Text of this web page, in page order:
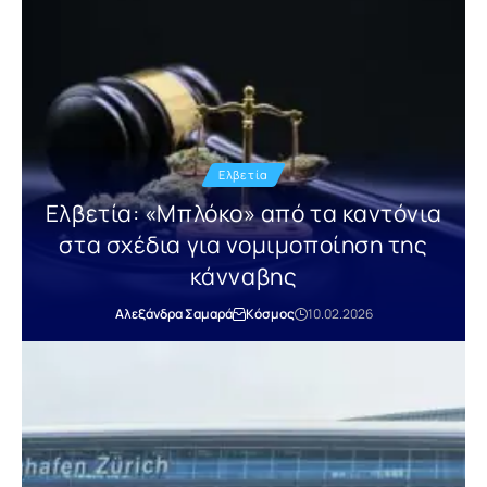
Ελβετία
Ελβετία: «Μπλόκο» από τα καντόνια
στα σχέδια για νομιμοποίηση της
κάνναβης
Αλεξάνδρα Σαμαρά Κόσμος 10.02.2026